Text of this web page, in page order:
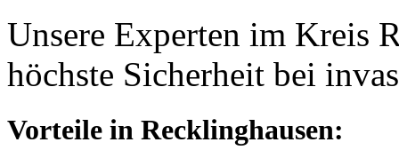
Unsere Experten im Kreis
höchste Sicherheit bei
Vorteile in Recklinghausen: